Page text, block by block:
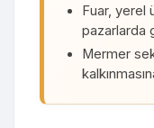
Fuar, yerel
pazarlarda
Mermer